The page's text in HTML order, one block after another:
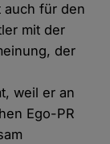
auch für den
mit der
der
weil er an
Ego-PR